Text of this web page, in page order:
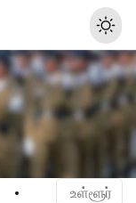
உள்ளூர்